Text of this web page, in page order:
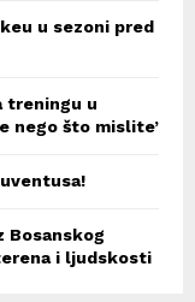
u sezoni pred
treningu u
nego što mislite’
Bosanskog
i ljudskosti